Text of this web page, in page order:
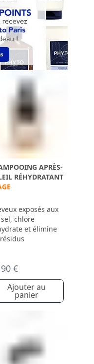
APRÈS-
RÉHYDRATANT
exposés aux
sel, chlore
et élimine
€
Ajouter au
panier